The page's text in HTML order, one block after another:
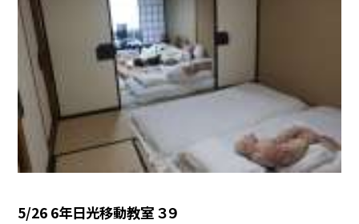
5/26 6年日光移動教室 ３９